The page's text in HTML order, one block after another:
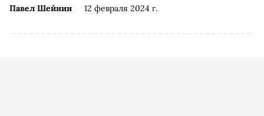
Павел Шейнин 12 февраля 2024 г.